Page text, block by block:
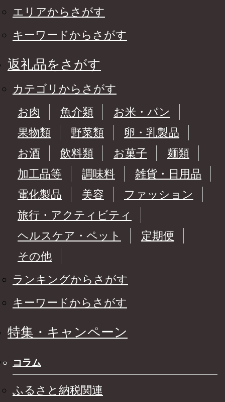
エリアからさがす
キーワードからさがす
返礼品をさがす
カテゴリからさがす
お肉
魚介類
お米・パン
果物類
野菜類
卵・乳製品
お酒
飲料類 お菓子
麺類
加工品等
調味料
雑貨・日用品
電化製品
美容
ファッション
旅行・アクティビティ
ヘルスケア・ペット
定期便
その他
ランキングからさがす
キーワードからさがす
特集・キャンペーン
コラム
ふるさと納税関連